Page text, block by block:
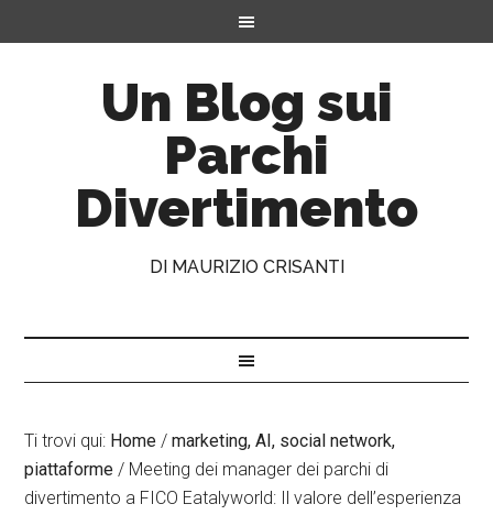
Un Blog sui
Parchi
Divertimento
DI MAURIZIO CRISANTI
Ti trovi qui: Home / marketing, AI, social network,
piattaforme / Meeting dei manager dei parchi di
divertimento a FICO Eatalyworld: Il valore dell’esperienza